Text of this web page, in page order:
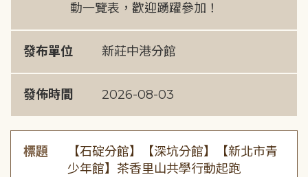
動一覽表，歡迎踴躍參加！
發布單位 新莊中港分館
發佈時間 2026-08-03
標題
【石碇分館】【深坑分館】【新北市青
少年館】茶香里山共學行動起跑